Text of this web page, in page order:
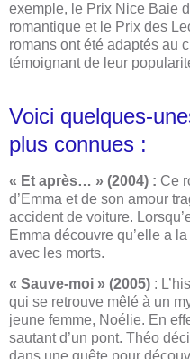
exemple, le Prix Nice Baie
romantique et le Prix des
romans ont été adaptés au
témoignant de leur
Voici quelques-
plus connues :
« Et après… » (2004) : Ce
d’Emma et de son amour
accident de voiture.
Emma découvre qu’elle a
avec les morts.
« Sauve-moi » (2005) :
qui se retrouve mêlé à un
jeune femme, Noélie. En
sautant d’un pont. Théo